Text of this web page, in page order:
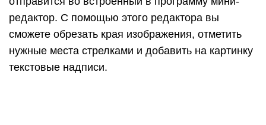
заявлена.
Activator из Cydia (для «джейлбрейкнутых»
айфонов)
Activator — еще одно бесплатное приложение,